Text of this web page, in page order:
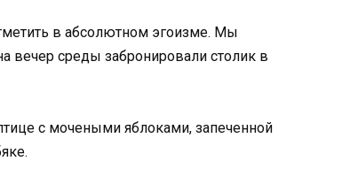
в абсолютном эгоизме. Мы
вечер среды забронировали столик в
с мочеными яблоками, запеченной